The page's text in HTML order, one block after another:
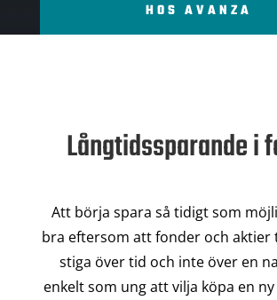
HOS AVANZA
Långtidssparande i
Att börja spara så tidigt som
bra eftersom att fonder och
stiga över tid och inte över en
enkelt som ung att vilja köpa en